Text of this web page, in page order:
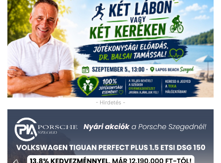
- Hirdetés -